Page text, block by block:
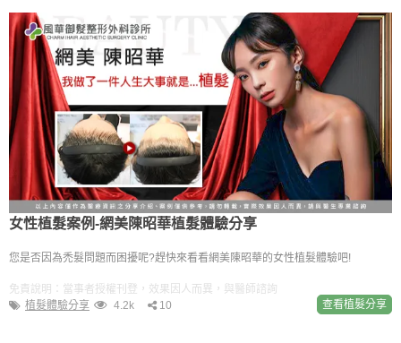
女性植髮案例-網美陳昭華植髮體驗分享
您是否因為禿髮問題而困擾呢?趕快來看看網美陳昭華的女性植髮體驗吧!
免責說明：當事者授權刊登，效果因人而異，與醫師諮詢
植髮體驗分享
4.2k 10 查看植髮分享